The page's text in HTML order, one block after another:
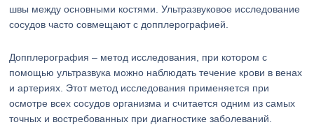
швы между основными костями. Ультразвуковое исследование
сосудов часто совмещают с допплерографией.
Допплерография – метод исследования, при котором с
помощью ультразвука можно наблюдать течение крови в венах
и артериях. Этот метод исследования применяется при
осмотре всех сосудов организма и считается одним из самых
точных и востребованных при диагностике заболеваний.